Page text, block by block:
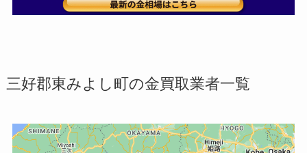
三好郡東みよし町の金買取業者一覧